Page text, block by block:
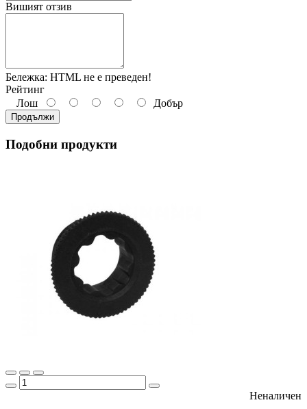
Вишият отзив
Бележка: HTML не е преведен!
Рейтинг
Лош
Добър
Продължи
Подобни продукти
Неналичен